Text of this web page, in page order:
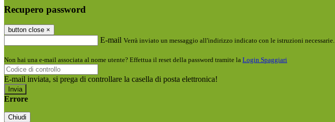
Recupero password
button close ×
E-mail Verrà inviato un messaggio all'indirizzo indicato con le istruzioni necessarie.
Non hai una e-mail associata al nome utente? Effettua il reset della password tramite la Login Spaggiari
E-mail inviata, si prega di controllare la casella di posta elettronica!
Errore
Chiudi